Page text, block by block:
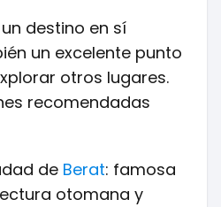
destino en sí
un excelente punto
otros lugares.
recomendadas
de Berat: famosa
otomana y